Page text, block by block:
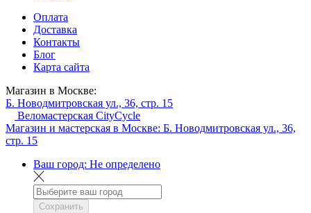
Оплата
Доставка
Контакты
Блог
Карта сайта
Магазин в Москве:
Б. Новодмитровская ул., 36, стр. 15
Веломастерская CityCycle
Магазин и мастерская в Москве: Б. Новодмитровская ул., 36,
стр. 15
Ваш город: Не определено
Сохранить